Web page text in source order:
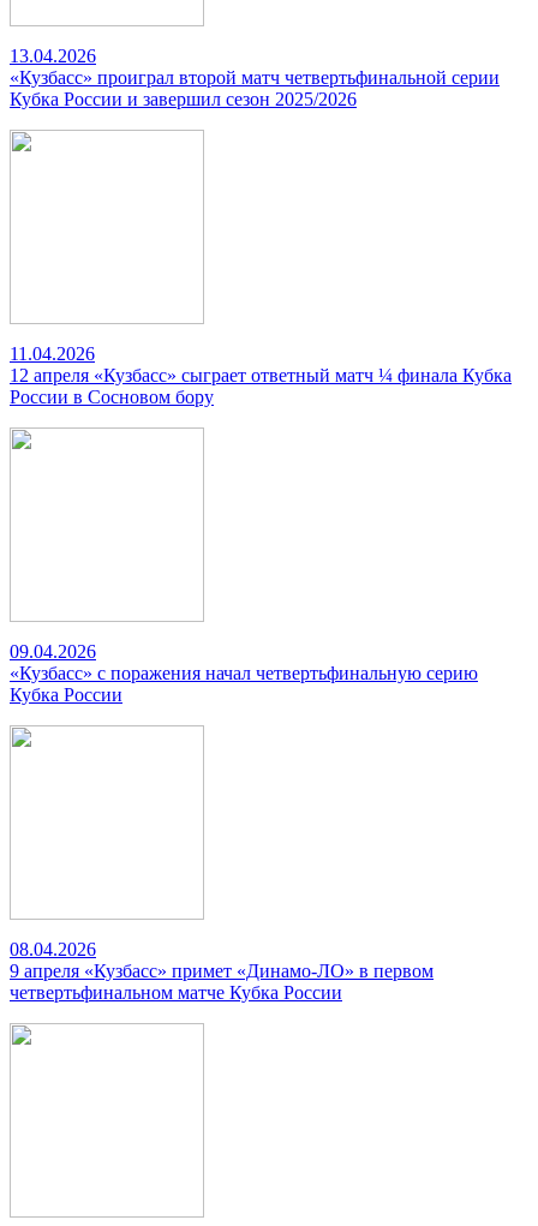
13.04.2026
«Кузбасс» проиграл второй матч четвертьфинальной серии
Кубка России и завершил сезон 2025/2026
11.04.2026
12 апреля «Кузбасс» сыграет ответный матч ¼ финала Кубка
России в Сосновом бору
09.04.2026
«Кузбасс» с поражения начал четвертьфинальную серию
Кубка России
08.04.2026
9 апреля «Кузбасс» примет «Динамо-ЛО» в первом
четвертьфинальном матче Кубка России